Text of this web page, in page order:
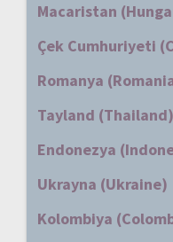
Macaristan
Çek Cumhuriyeti
Romanya
Tayland (Thailand)
Endonezya
Ukrayna (Ukraine)
Kolombiya